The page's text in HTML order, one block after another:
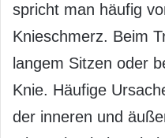
spricht man häufig
Knieschmerz. Beim
langem Sitzen oder
Knie. Häufige
der inneren und